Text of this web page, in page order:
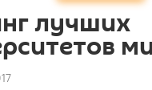
лучших